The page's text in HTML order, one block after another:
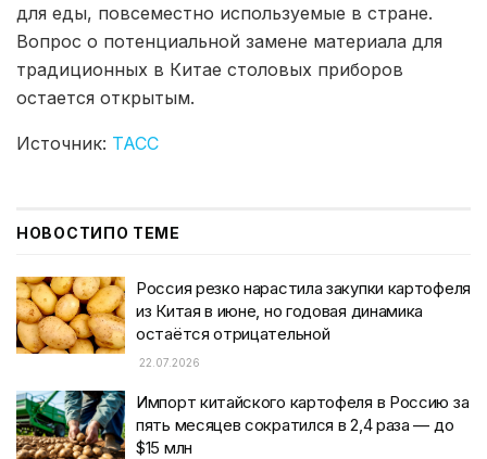
для еды, повсеместно используемые в стране.
Вопрос о потенциальной замене материала для
традиционных в Китае столовых приборов
остается открытым.
Источник: ТАСС
НОВОСТИПО ТЕМЕ
Россия резко нарастила закупки картофеля
из Китая в июне, но годовая динамика
остаётся отрицательной
22.07.2026
Импорт китайского картофеля в Россию за
пять месяцев сократился в 2,4 раза — до
$15 млн